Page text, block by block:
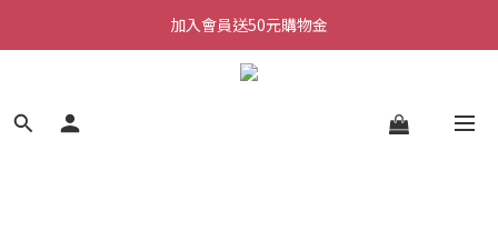
加入會員送50元購物金
每週三/四/五 20:30 IG直播